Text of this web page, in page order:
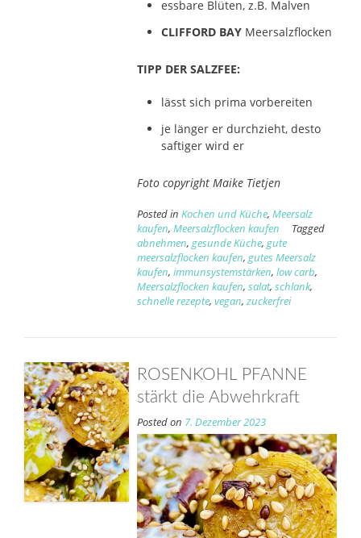
essbare Blüten, z.B. Malven
CLIFFORD BAYMeersalzflocken
TIPP DER SALZFEE:
lässt sich prima vorbereiten
je länger er durchzieht, desto
saftiger wird er
Foto copyright Maike Tietjen
Posted in Kochen und Küche, Meersalz
kaufen, Meersalzflocken kaufen
Tagged
abnehmen, gesunde Küche, gute
meersalzflocken kaufen, gutes Meersalz
kaufen, immunsystemstärken, low carb,
Meersalzflocken kaufen, salat, schlank,
schnelle rezepte, vegan, zuckerfrei
ROSENKOHL PFANNE
stärkt die Abwehrkraft
Posted on 7. Dezember 2023